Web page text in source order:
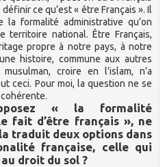
ce qu’est « être Français ». Il
formalité administrative qu’on
territoire national. Être Français,
propre à notre pays, à notre
histoire, commune aux autres
croire en l’islam, n’a
ceci. Pour moi, la question ne se
cohérente.
« la formalité
fait d’être français », ne
traduit deux options dans
française, celle qui
droit du sol ?